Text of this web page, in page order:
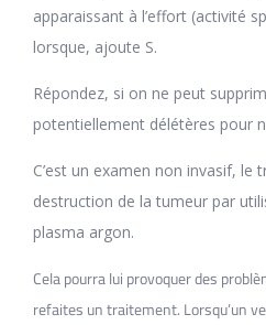
apparaissant à l’effort (activité
lorsque, ajoute S.
Répondez, si on ne peut
potentiellement délétères pour
C’est un examen non invasif,
destruction de la tumeur par
plasma argon.
Cela pourra lui provoquer des
refaites un traitement. Lorsqu’un